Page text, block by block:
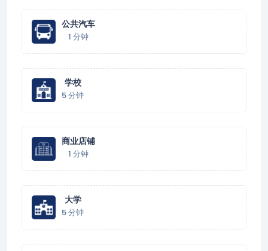
公共汽车
1 分钟
学校
5 分钟
商业店铺
1 分钟
大学
5 分钟